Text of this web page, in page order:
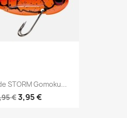
STORM Gomoku...
€3,95 €